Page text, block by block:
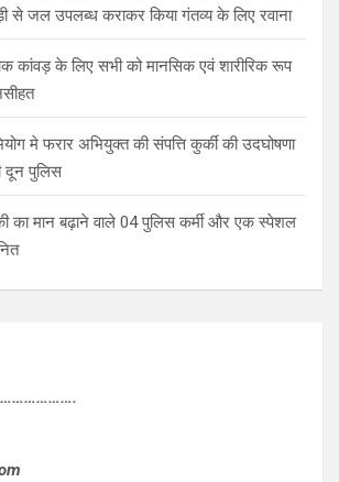
से जल उपलब्ध कराकर किया गंतव्य के लिए रवाना
कांवड़ के लिए सभी को मानसिक एवं शारीरिक रूप
मे फरार अभियुक्त की संपत्ति कुर्की की उदघोषणा
पुलिस
का मान बढ़ाने वाले 04 पुलिस कर्मी और एक स्पेशल